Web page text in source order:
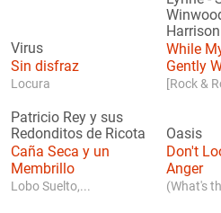
Virus
Sin disfraz
Locura
Harrison
While
Gently
[Rock &
Patricio Rey y sus
Redonditos de Ricota
Caña Seca y un
Membrillo
Lobo Suelto,...
Oasis
Don't
Anger
(What's